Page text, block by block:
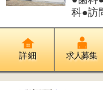
●アロマセラピ
フェイシャル
詳 細 クーポ
SYU CAFE